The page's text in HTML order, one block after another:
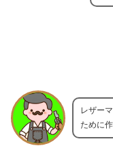
レザー
ために